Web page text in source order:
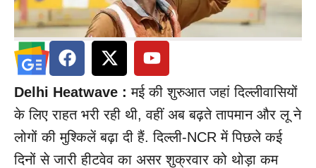
Delhi Heatwave :मई की शुरुआत जहां दिल्लीवासियों
के लिए राहत भरी रही थी, वहीं अब बढ़ते तापमान और लू ने
लोगों की मुश्किलें बढ़ा दी हैं. दिल्ली-NCR में पिछले कई
दिनों से जारी हीटवेव का असर शुक्रवार को थोड़ा कम